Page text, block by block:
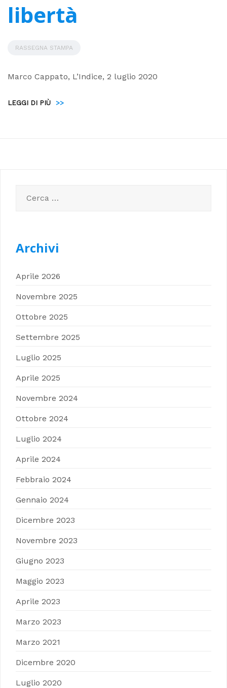
libertà
RASSEGNA STAMPA
Marco Cappato, L’Indice, 2 luglio 2020
LEGGI DI PIÙ >>
per:
Archivi
Aprile 2026
Novembre 2025
Ottobre 2025
Settembre 2025
Luglio 2025
Aprile 2025
Novembre 2024
Ottobre 2024
Luglio 2024
Aprile 2024
Febbraio 2024
Gennaio 2024
Dicembre 2023
Novembre 2023
Giugno 2023
Maggio 2023
Aprile 2023
Marzo 2023
Marzo 2021
Dicembre 2020
Luglio 2020